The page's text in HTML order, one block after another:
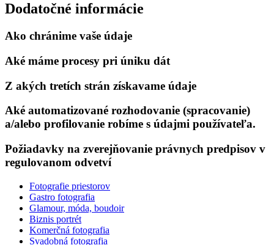
Dodatočné informácie
Ako chránime vaše údaje
Aké máme procesy pri úniku dát
Z akých tretích strán získavame údaje
Aké automatizované rozhodovanie (spracovanie)
a/alebo profilovanie robíme s údajmi používateľa.
Požiadavky na zverejňovanie právnych predpisov v
regulovanom odvetví
Fotografie priestorov
Gastro fotografia
Glamour, móda, boudoir
Biznis portrét
Komerčná fotografia
Svadobná fotografia